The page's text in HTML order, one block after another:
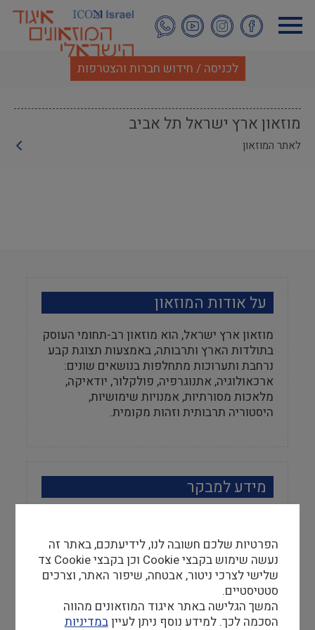
לתוכן
העיקרי
לכניסה / חידוש חברות והצטרפות
מוזאון ארץ ישראל תל אביב
לאתר המוזאון
על אודות המוזאון
מוזאון ארץ ישראל, הוא מוזאון רב-תחומי העוסק
בתולדות הארץ ותרבותה, באמצעות תצוגת קבע
נרחבת ותערוכות מתחלפות בנושאים שונים:
ארכאולוגיה, אתנוגרפיה, פולקלור, יודאיקה,
מלאכות מסורתיות, אמנויות שימושיות,
היסטוריה תרבותית וזהות מקומית.
מידע למבקר
10:00, שישי-שבת 14:00-10:00
אתר
http://www.eretzmuseum.org.il
הפרטיות שלכם חשובה לנו, לידיעתכם, באתר זה
נעשה שימוש בקבצי Cookie וכן בקבצי Cookie צד
שלישי לצרכי ניטור, אבטחה, שיפור האתר, וצרכים
סטטיסטיים.
המשך הגלישה באתר איגוד המוזאונים מהווה
הסכמה לכך. למידע נוסף ניתן לעייןבמדיניות